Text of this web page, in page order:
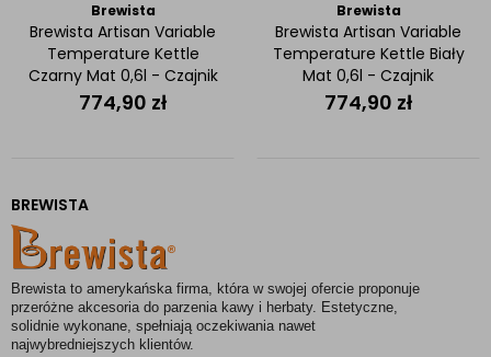
Brewista
Brewista Artisan Variable
Temperature Kettle
Czarny Mat 0,6l - Czajnik
elektryczny
774,90 zł
Brewista
Brewista Artisan Variable
Temperature Kettle Biały
Mat 0,6l - Czajnik
elektryczny
774,90 zł
BREWISTA
Brewista to amerykańska firma, która w swojej ofercie proponuje
przeróżne akcesoria do parzenia kawy i herbaty. Estetyczne,
solidnie wykonane, spełniają oczekiwania nawet
najwybredniejszych klientów.